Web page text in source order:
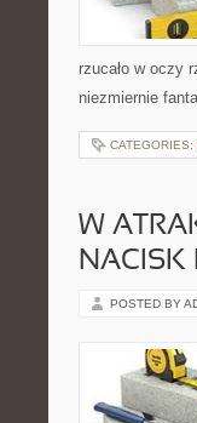
rzucało w oczy
niezmiernie
CATEGORIES:
W
NACISK
POSTED BY